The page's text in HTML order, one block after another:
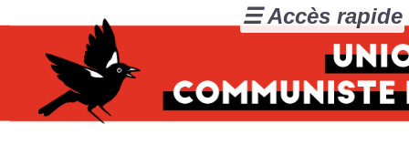
☰ Accès rapide